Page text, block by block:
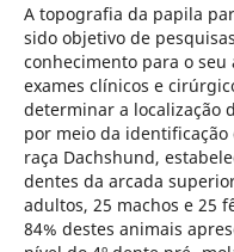
A topografia da papila
sido objetivo de
conhecimento para o seu
exames clínicos e
determinar a localização
por meio da
raça Dachshund,
dentes da arcada
adultos, 25 machos e 25
84% destes animais